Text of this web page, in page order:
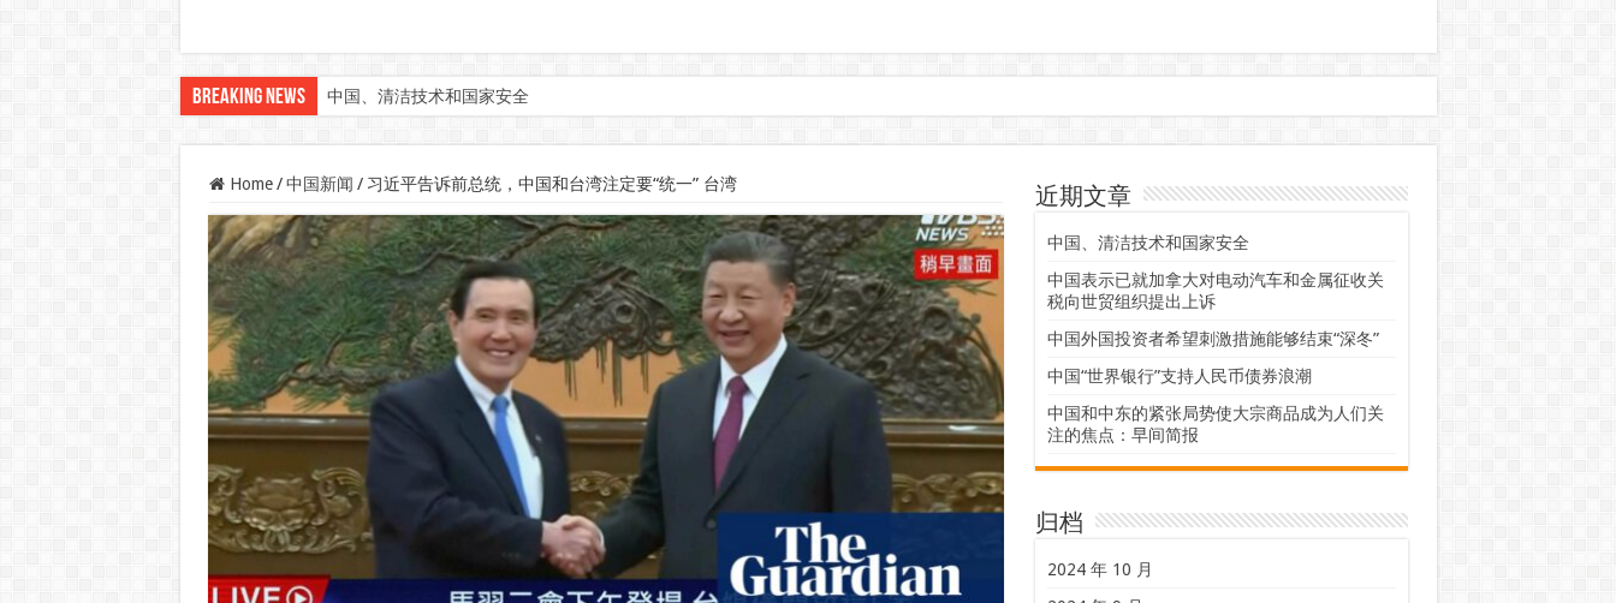
Breaking News 中国、清洁技术和国家安全
Home / 中国新闻 / 习近平告诉前总统，中国和台湾注定要“统一” 台湾
近期文章
中国、清洁技术和国家安全
中国表示已就加拿大对电动汽车和金属征收关
税向世贸组织提出上诉
中国外国投资者希望刺激措施能够结束“深冬”
中国“世界银行”支持人民币债券浪潮
中国和中东的紧张局势使大宗商品成为人们关
注的焦点：早间简报
归档
2024 年 10 月